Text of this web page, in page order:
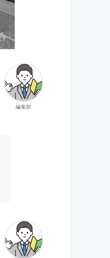
編集部